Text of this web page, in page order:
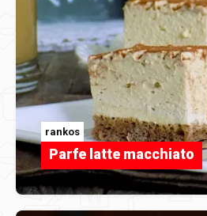
rankos
Parfe latte macchiato